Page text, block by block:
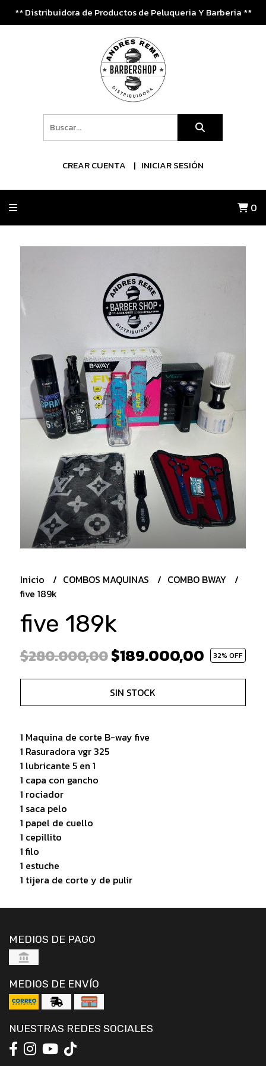
** Distribuidora de Productos de Peluqueria Y Barberia **
CREAR CUENTA INICIAR SESIÓN
0
Inicio COMBOS MAQUINAS
COMBO BWAY
five 189k
five 189k
$280.000,00$189.000,00 32% OFF
SIN STOCK
1 Maquina de corte B-way five
1 Rasuradora vgr 325
1 lubricante 5 en 1
1 capa con gancho
1 rociador
1 saca pelo
1 papel de cuello
1 cepillito
1 filo
1 estuche
1 tijera de corte y de pulir
MEDIOS DE PAGO
MEDIOS DE ENVÍO
NUESTRAS REDES SOCIALES